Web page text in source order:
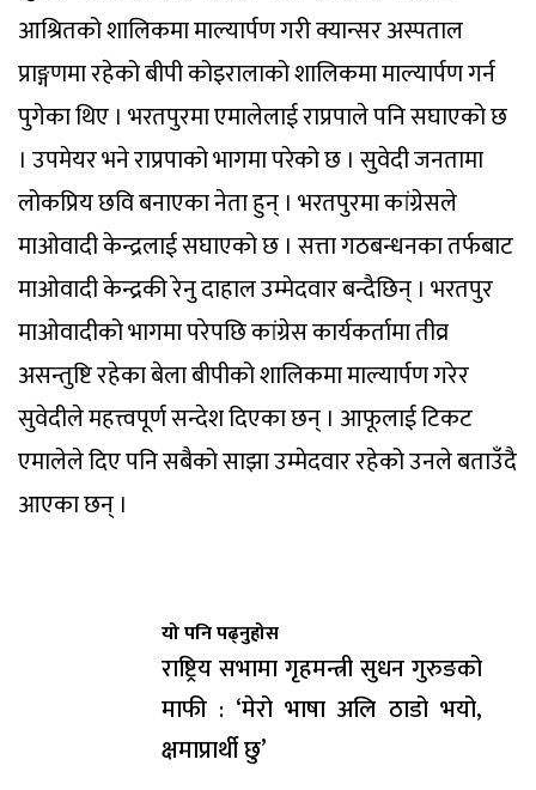
आश्रितको शालिकमा माल्यार्पण गरी क्यान्सर अस्पताल
प्राङ्गणमा रहेको बीपी कोइरालाको शालिकमा माल्यार्पण गर्न
पुगेका थिए । भरतपुरमा एमालेलाई राप्रपाले पनि सघाएको छ
। उपमेयर भने राप्रपाको भागमा परेको छ । सुवेदी जनतामा
लोकप्रिय छवि बनाएका नेता हुन् । भरतपुरमा कांग्रेसले
माओवादी केन्द्रलाई सघाएको छ । सत्ता गठबन्धनका तर्फबाट
माओवादी केन्द्रकी रेनु दाहाल उम्मेदवार बन्दैछिन् । भरतपुर
माओवादीको भागमा परेपछि कांग्रेस कार्यकर्तामा तीव्र
असन्तुष्टि रहेका बेला बीपीको शालिकमा माल्यार्पण गरेर
सुवेदीले महत्त्वपूर्ण सन्देश दिएका छन् । आफूलाई टिकट
एमालेले दिए पनि सबैको साझा उम्मेदवार रहेको उनले बताउँदै
आएका छन् ।
यो पनि पढ्नुहोस
राष्ट्रिय सभामा गृहमन्त्री सुधन गुरुङको
माफी : ‘मेरो भाषा अलि ठाडो भयो,
क्षमाप्रार्थी छु’